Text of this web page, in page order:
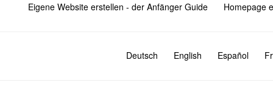
Eigene Website erstellen - der Anfänger Guide Homepage
Deutsch English Español